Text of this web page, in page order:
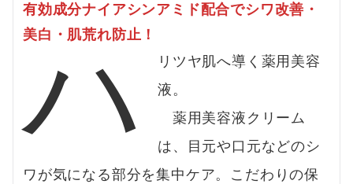
有効成分ナイアシンアミド配合でシワ改善・
美白・肌荒れ防止！
ハ
リツヤ肌へ導く薬用美容
液。
薬用美容液クリーム
は、目元や口元などのシ
ワが気になる部分を集中ケア。こだわりの保